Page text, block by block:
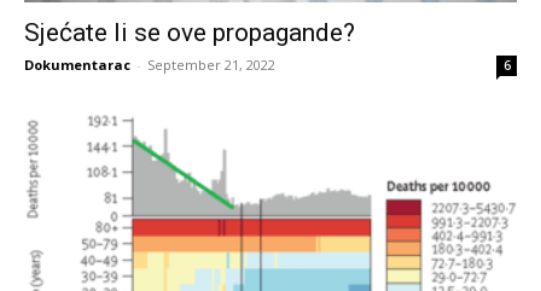
Sjećate li se ove propagande?
Dokumentarac - September 21, 2022 6